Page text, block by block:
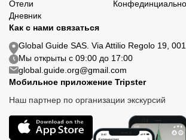
Отели
Дневник
Как с нами связаться
Global Guide SAS. Via Attilio Regolo 19,
Мы открыты с 09:00 до 17:00
global.guide.org@gmail.com
Мобильное приложение Tripster
Наш партнер по организации экскурсий